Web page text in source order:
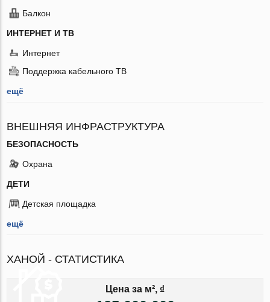
Балкон
ИНТЕРНЕТ И ТВ
Интернет
Поддержка кабельного ТВ
ещё
ВНЕШНЯЯ ИНФРАСТРУКТУРА
БЕЗОПАСНОСТЬ
Охрана
ДЕТИ
Детская площадка
ещё
ХАНОЙ - СТАТИСТИКА
Цена за м², ₫